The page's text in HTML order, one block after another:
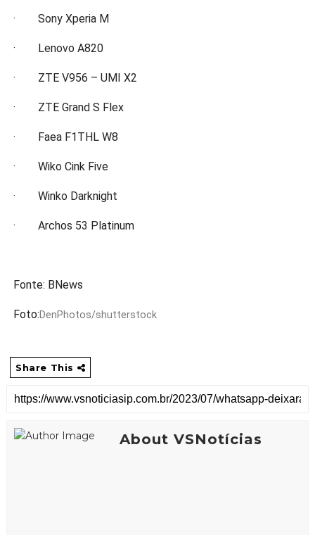
· Sony Xperia M
· Lenovo A820
· ZTE V956 – UMI X2
· ZTE Grand S Flex
· Faea F1THL W8
· Wiko Cink Five
· Winko Darknight
· Archos 53 Platinum
Fonte: BNews
Foto:DenPhotos/shutterstock
Share This
About VSNotícias